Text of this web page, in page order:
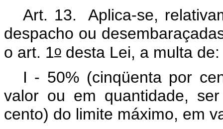
Art. 13. Aplica-se,
despacho ou
o art. 1o desta Lei, a multa
I - 50% (cinqüenta por
valor ou em quantidade,
cento) do limite máximo, em